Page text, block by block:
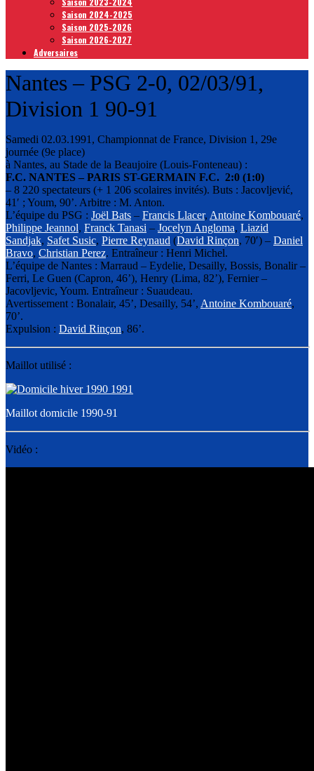
Saison 2024-2025
Saison 2025-2026
Saison 2026-2027
Adversaires
Nantes – PSG 2-0, 02/03/91,
Division 1 90-91
Samedi 02.03.1991, Championnat de France, Division 1, 29e
journée (9e place)
à Nantes, au Stade de la Beaujoire (Louis-Fonteneau) :
F.C. NANTES – PARIS ST-GERMAIN F.C. 2:0 (1:0)
– 8 220 spectateurs (+ 1 206 scolaires invités). Buts : Jacovljević,
41′ ; Youm, 90’. Arbitre : M. Anton.
L’équipe du PSG : Joёl Bats – Francis Llacer, Antoine Kombouaré,
Philippe Jeannol, Franck Tanasi – Jocelyn Angloma, Liazid
Sandjak, Safet Susic, Pierre Reynaud (David Rinçon, 70′) – Daniel
Bravo, Christian Perez. Entraîneur : Henri Michel.
L’équipe de Nantes : Marraud – Eydelie, Desailly, Bossis, Bonalir –
Ferri, Le Guen (Capron, 46’), Henry (Lima, 82’), Fernier –
Jacovljevic, Youm. Entraîneur : Suaudeau.
Avertissement : Bonalair, 45’, Desailly, 54’, Antoine Kombouaré,
70’.
Expulsion : David Rinçon, 86’.
Maillot utilisé :
Maillot domicile 1990-91
Vidéo :